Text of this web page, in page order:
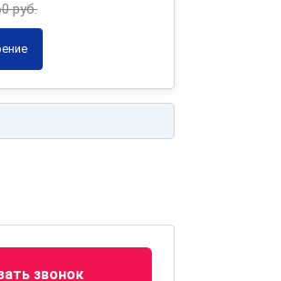
руб.
звонок